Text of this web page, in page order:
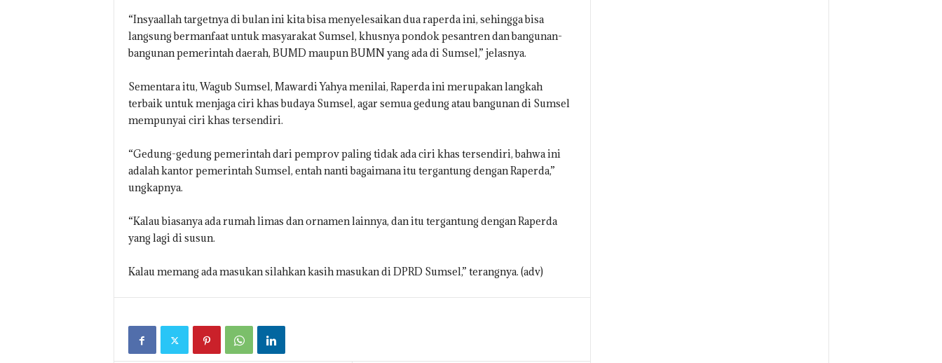
“Insyaallah targetnya di bulan ini kita bisa menyelesaikan dua raperda ini, sehingga bisa
langsung bermanfaat untuk masyarakat Sumsel, khusnya pondok pesantren dan bangunan-
bangunan pemerintah daerah, BUMD maupun BUMN yang ada di Sumsel,” jelasnya.
Sementara itu, Wagub Sumsel, Mawardi Yahya menilai, Raperda ini merupakan langkah
terbaik untuk menjaga ciri khas budaya Sumsel, agar semua gedung atau bangunan di Sumsel
mempunyai ciri khas tersendiri.
“Gedung-gedung pemerintah dari pemprov paling tidak ada ciri khas tersendiri, bahwa ini
adalah kantor pemerintah Sumsel, entah nanti bagaimana itu tergantung dengan Raperda,”
ungkapnya.
“Kalau biasanya ada rumah limas dan ornamen lainnya, dan itu tergantung dengan Raperda
yang lagi di susun.
Kalau memang ada masukan silahkan kasih masukan di DPRD Sumsel,” terangnya. (adv)